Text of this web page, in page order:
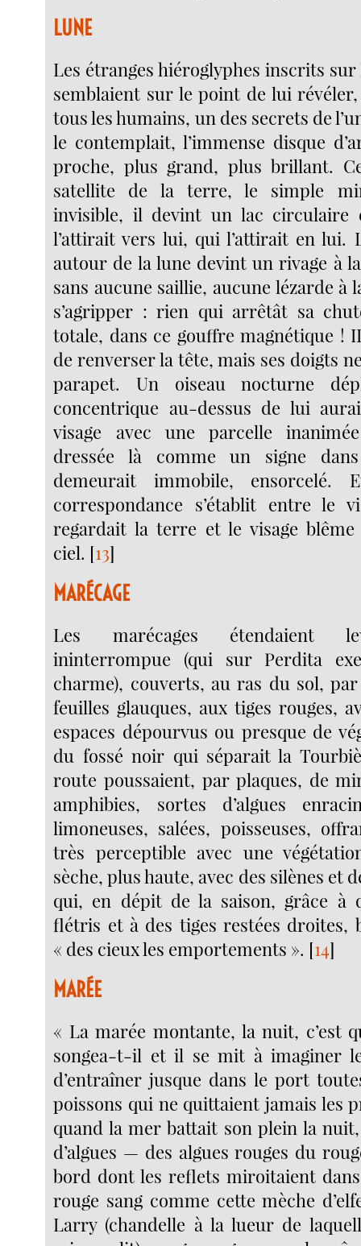
LUNE
Les étranges hiéroglyphes inscrits sur
semblaient sur le point de lui
tous les humains, un des secrets de
le contemplait, l’immense disque
proche, plus grand, plus brillant.
satellite de la terre, le simple
invisible, il devint un lac circulaire
l’attirait vers lui, qui l’attirait en lui.
autour de la lune devint un rivage à
sans aucune saillie, aucune lézarde à
s’agripper : rien qui arrêtât sa
totale, dans ce gouffre magnétique !
de renverser la tête, mais ses doigts
parapet. Un oiseau nocturne
concentrique au-dessus de lui
visage avec une parcelle
dressée là comme un signe
demeurait immobile, ensorcelé.
correspondance s’établit entre le
regardait la terre et le visage
ciel. [13]
MARÉCAGE
Les marécages étendaient
ininterrompue (qui sur Perdita
charme), couverts, au ras du sol,
feuilles glauques, aux tiges rouges,
espaces dépourvus ou presque de
du fossé noir qui séparait la
route poussaient, par plaques, de
amphibies, sortes d’algues
limoneuses, salées, poisseuses,
très perceptible avec une
sèche, plus haute, avec des silènes et
qui, en dépit de la saison, grâce à
flétris et à des tiges restées droites,
« des cieux les emportements ». [14]
MARÉE
« La marée montante, la nuit, c’est
songea-t-il et il se mit à imaginer
d’entraîner jusque dans le port
poissons qui ne quittaient jamais les
quand la mer battait son plein la
d’algues — des algues rouges du
bord dont les reflets miroitaient
rouge sang comme cette mèche
Larry (chandelle à la lueur de